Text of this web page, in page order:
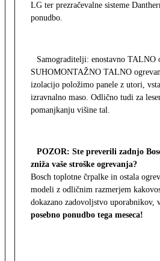
LG ter prezračevalne sisteme
ponudbo.
Samograditelji: enostavno TALNO
SUHOMONTAŽNO TALNO
izolacijo položimo panele z utori,
izravnalno maso. Odlično tudi za
pomanjkanju višine tal.
POZOR: Ste preverili zadnjo
zniža vaše stroške ogrevanja?
Bosch toplotne črpalke in ostala
modeli z odličnim razmerjem
dokazano zadovoljstvo uporabnikov,
posebno ponudbo tega meseca!